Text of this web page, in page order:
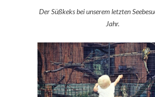
Der Süßkeks bei unserem letzten
Jahr.